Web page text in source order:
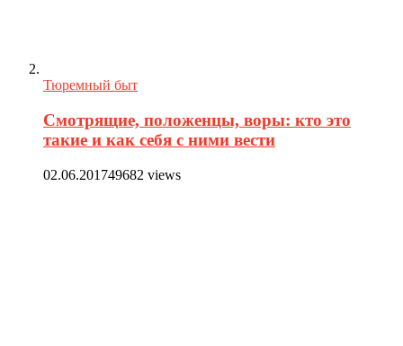
Тюремный быт
Смотрящие, положенцы, воры: кто это
такие и как себя с ними вести
02.06.201749682 views